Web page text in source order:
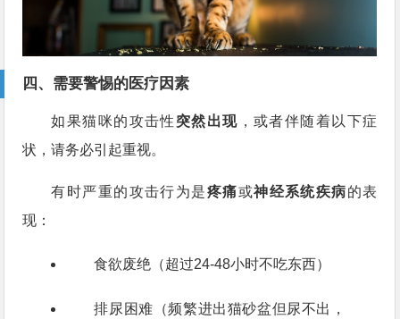
四、需要警惕的医疗因素
如果猫咪的攻击性 突然出现 ，或者伴随着以下症
状，请务必引起重视。
有时严重的攻击行为是疼痛或神经系统疾病的表
现：
食欲废绝（超过24-48小时不吃东西）
排尿困难（频繁进出猫砂盆但尿不出，